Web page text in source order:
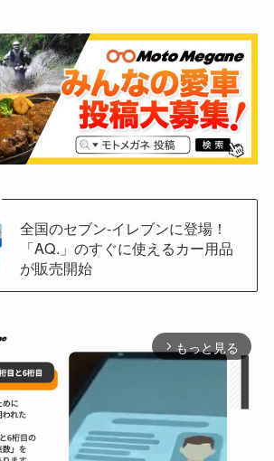
全国のセブン-イレブンに登場！
「AQ.」のすぐに使えるカー用品
が販売開始
arrow_forward_ios もっと見る